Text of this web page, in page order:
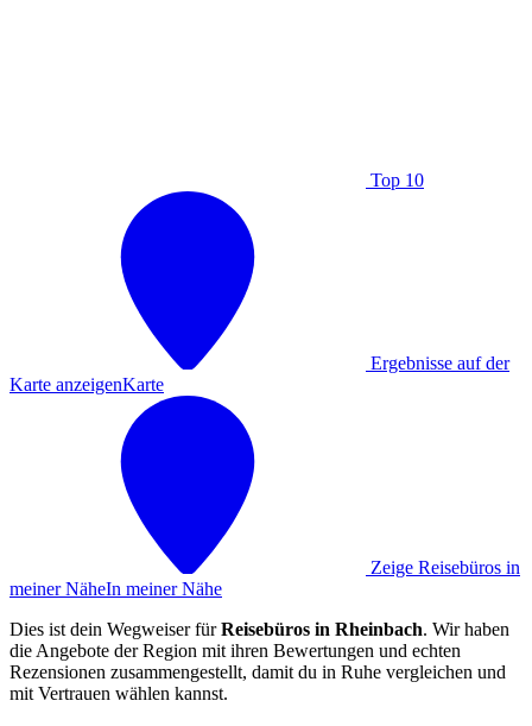
Top 10
Ergebnisse auf der
Karte anzeigenKarte
Zeige Reisebüros in
meiner NäheIn meiner Nähe
Dies ist dein Wegweiser fürReisebüros in Rheinbach. Wir haben
die Angebote der Region mit ihren Bewertungen und echten
Rezensionen zusammengestellt, damit du in Ruhe vergleichen und
mit Vertrauen wählen kannst.